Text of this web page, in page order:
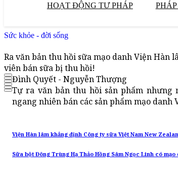
HOẠT ĐỘNG TƯ PHÁP
Sức khỏe - đời sống
Ra văn bản thu hồi sữa mạo danh Viện Hàn
viên bán sữa bị thu hồi!
Đình Quyết - Nguyễn Thượng
Tự ra văn bản thu hồi sản phẩm nhưng
ngang nhiên bán các sản phẩm mạo danh
Viện Hàn lâm khẳng định Công ty sữa Việt Nam New
Sữa bột Đông Trùng Hạ Thảo Hồng Sâm Ngọc Linh có